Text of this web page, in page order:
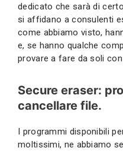
dedicato che sarà di
si affidano a consulenti
come abbiamo visto,
e, se hanno qualche
provare a fare da soli
Secure eraser:
cancellare file.
I programmi disponibili
moltissimi, ne abbiamo